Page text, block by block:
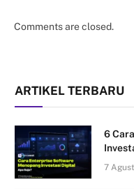
Comments are closed.
ARTIKEL TERBARU
6
7